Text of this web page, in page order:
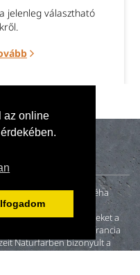
az online
jelenleg választható
(anya, apa és néha
otthonunk
és egészséges festékeket a
német, angol és francia
Naturfarben bizonyult a